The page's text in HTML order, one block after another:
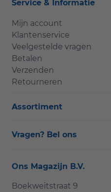
Service & Informatie
Mijn account
Klantenservice
Veelgestelde vragen
Betalen
Verzenden
Retourneren
Assortiment
Vragen? Bel ons
Ons Magazijn B.V.
Boekweitstraat 9